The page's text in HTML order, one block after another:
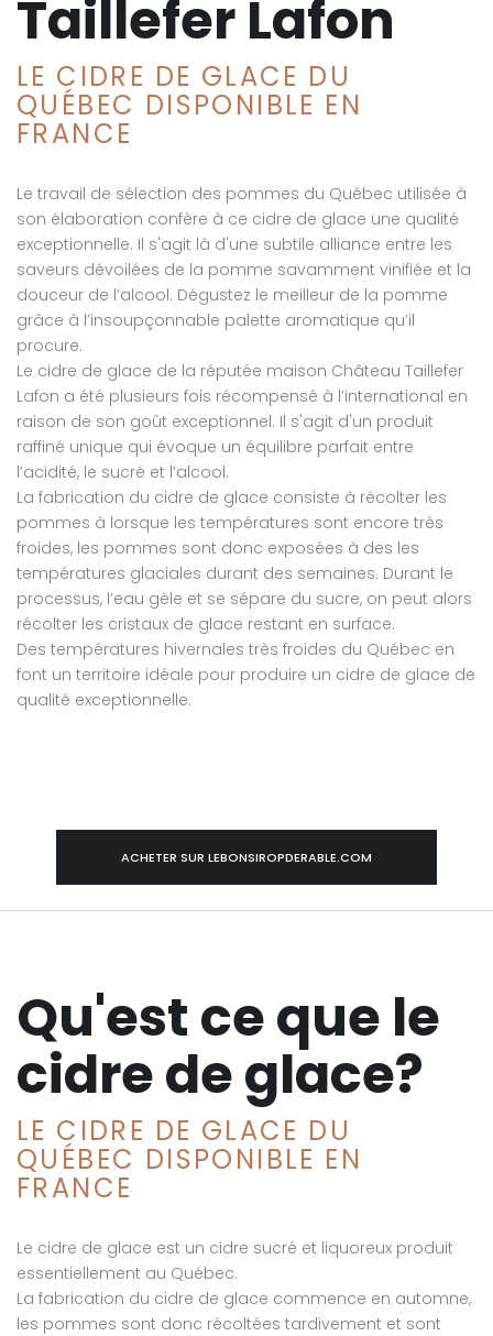
Taillefer Lafon
LE CIDRE DE GLACE DU
QUÉBEC DISPONIBLE EN
FRANCE
Le travail de sélection des pommes du Québec utilisée à
son élaboration confère à ce cidre de glace une qualité
exceptionnelle. Il s'agit là d'une subtile alliance entre les
saveurs dévoilées de la pomme savamment vinifiée et la
douceur de l’alcool. Dégustez le meilleur de la pomme
grâce à l’insoupçonnable palette aromatique qu’il
procure.
Le cidre de glace de la réputée maison Château Taillefer
Lafon a été plusieurs fois récompensé à l’international en
raison de son goût exceptionnel. Il s'agit d'un produit
raffiné unique qui évoque un équilibre parfait entre
l’acidité, le sucré et l’alcool.
La fabrication du cidre de glace consiste à récolter les
pommes à lorsque les températures sont encore très
froides, les pommes sont donc exposées à des les
températures glaciales durant des semaines. Durant le
processus, l’eau gèle et se sépare du sucre, on peut alors
récolter les cristaux de glace restant en surface.
Des températures hivernales très froides du Québec en
font un territoire idéale pour produire un cidre de glace de
qualité exceptionnelle.
ACHETER SUR LEBONSIROPDERABLE.COM
Qu'est ce que le
cidre de glace?
LE CIDRE DE GLACE DU
QUÉBEC DISPONIBLE EN
FRANCE
Le cidre de glace est un cidre sucré et liquoreux produit
essentiellement au Québec.
La fabrication du cidre de glace commence en automne,
les pommes sont donc récoltées tardivement et sont